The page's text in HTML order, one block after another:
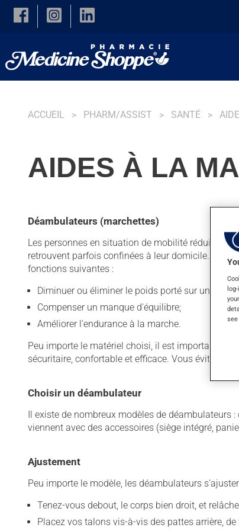
Skip to main content
ACCUEIL PHARM/ASSIST SANTÉ
AIDES À LA
Déambulateurs (marchettes)
Les personnes en situation de mobilité réduite
retrouvent parfois confinées à leur domicile. Les
fonctions suivantes :
Diminuer ou éliminer le poids porté sur une
Compenser un manque d'équilibre;
Améliorer l'endurance à la marche.
Peu importe le matériel choisi, il est important de
sécuritaire, confortable et efficace. Vous éviterez
Choisir un déambulateur
Il existe de nombreux modèles de déambulateurs
viennent avec des accessoires (siège intégré,
Ajustement
Peu importe le modèle, les déambulateurs
Tenez-vous debout, le corps bien droit, et
Placez vos talons vis-à-vis des pattes arrière,